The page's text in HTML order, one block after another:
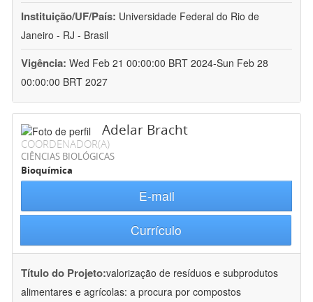
Instituição/UF/País: Universidade Federal do Rio de
Janeiro - RJ - Brasil
Vigência: Wed Feb 21 00:00:00 BRT 2024-Sun Feb 28
00:00:00 BRT 2027
Adelar Bracht
COORDENADOR(A)
CIÊNCIAS BIOLÓGICAS
Bioquímica
E-mail
Currículo
Título do Projeto:valorização de resíduos e subprodutos
alimentares e agrícolas: a procura por compostos